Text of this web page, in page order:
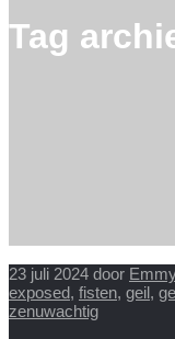
Tag
23 juli 2024 door
exposed, fisten, geil,
zenuwachtig